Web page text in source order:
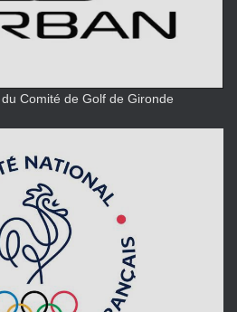
Comité de Golf de Gironde